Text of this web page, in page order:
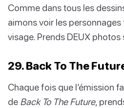
Comme dans tous les
aimons voir les
visage. Prends DEUX photos
29. Back To The
Chaque fois que l’émission
de Back To The Future,